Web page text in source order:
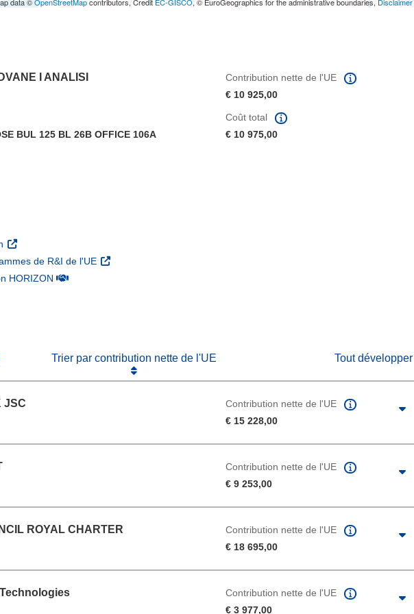
I ANALISI
Contribution nette de l'UE
€ 10 925,00
BUL 125 BL 26B OFFICE 106A
(s’ouvre dans une nouvelle fenêtre)
de R&I de l'UE (s’ouvre dans une nouvelle fenêtre)
HORIZON(s’ouvre dans une nouvelle fenêtre)
Coût total
€ 10 975,00
Trier par contribution nette de l'UE Tout développer
JSC
Contribution nette de l'UE
€ 15 228,00
Contribution nette de l'UE
€ 9 253,00
ROYAL CHARTER
Contribution nette de l'UE
€ 18 695,00
Contribution nette de l'UE
€ 3 977,00